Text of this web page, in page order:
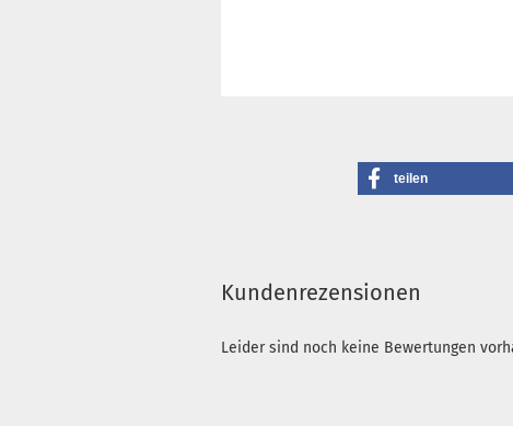
teilen
Kundenrezensionen
Leider sind noch keine Bewertungen